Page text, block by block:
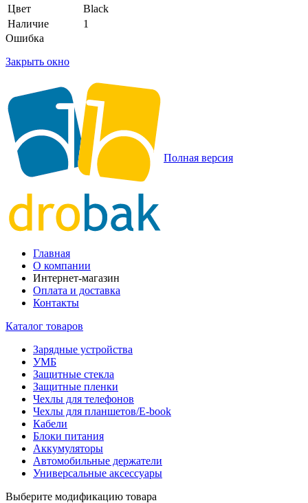
Цвет
Black
Наличие
1
Ошибка
Закрыть окно
Полная версия
Главная
О компании
Интернет-магазин
Оплата и доставка
Контакты
Каталог товаров
Зарядные устройства
УМБ
Защитные стекла
Защитные пленки
Чехлы для телефонов
Чехлы для планшетов/E-book
Кабели
Блоки питания
Аккумуляторы
Автомобильные держатели
Универсальные аксессуары
Выберите модификацию товара